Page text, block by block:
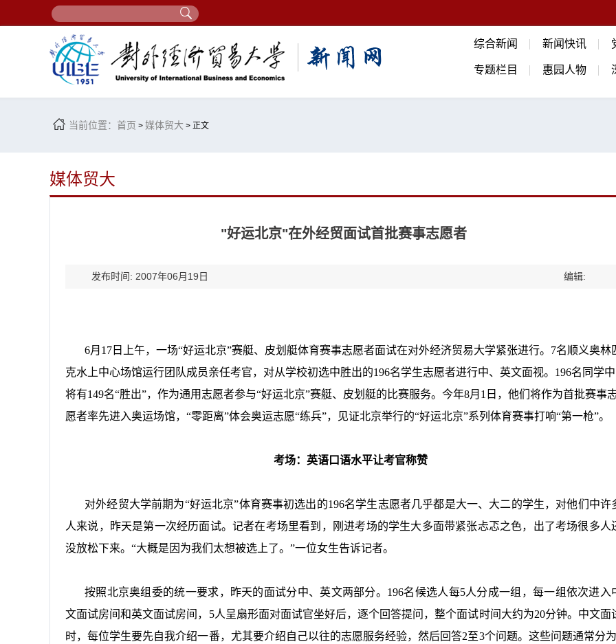
综合新闻 新闻快讯
专题栏目 惠园人物
当前位置： 首页 > 媒体贸大 > 正文
媒体贸大
"好运北京"在外经贸面试首批赛事志愿者
发布时间: 2007年06月19日 编辑:
6月 17 日上午，一场“好运北京”赛艇、皮划艇体育赛事志愿者面试在对外经济贸易大学紧张进行。 7名顺义奥林
克水上中心场馆运行团队成员亲任考官，对从学校初选中胜出的196名学生志愿者进行中、英文面视。 196名同学中
将有149名“胜出”，作为通用志愿者参与“好运北京”赛艇、皮划艇的比赛服务。今年8月 1 日，他们将作为首批赛事
愿者率先进入奥运场馆，“零距离”体会奥运志愿“练兵”，见证北京举行的“好运北京”系列体育赛事打响“第一枪”。
考场：英语口语水平让考官称赞
对外经贸大学前期为“好运北京”体育赛事初选出的196名学生志愿者几乎都是大一、大二的学生，对他们中许
人来说，昨天是第一次经历面试。记者在考场里看到，刚进考场的学生大多面带紧张忐忑之色，出了考场很多人
没放松下来。“大概是因为我们太想被选上了。”一位女生告诉记者。
按照北京奥组委的统一要求，昨天的面试分中、英文两部分。 196名候选人每5人分成一组，每一组依次进入
文面试房间和英文面试房间， 5人呈扇形面对面试官坐好后，逐个回答提问，整个面试时间大约为20分钟。中文面
时，每位学生要先自我介绍一番，尤其要介绍自己以往的志愿服务经验，然后回答2至3个问题。这些问题通常分